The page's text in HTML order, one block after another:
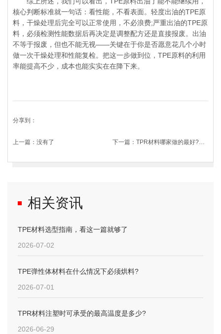
核心判断标准就一句话：看性能，不看表面。轻度出油的TPE原
料，干燥处理后完全可以正常使用，不必浪费;严重出油的TPE原
料，必须检测性能数据后再决定是调整配方还是直接报废。出油
不等于报废，但也不能无视——关键在于你是否愿意花几个小时
做一次干燥处理和性能复检。把这一步做到位，TPE原料的利用
率能提高不少，成本也能实实在在降下来。
分享到：
上一篇：没有了 下一篇： TPR材料哪家做的最好?老采购的答案只有一个
相关资讯
TPE材料选型指南，看这一篇就够了
2026-07-02
TPE弹性体材料在什么情况下必须烘料?
2026-07-01
TPR材料注塑时可承受的最高温度是多少?
2026-06-29